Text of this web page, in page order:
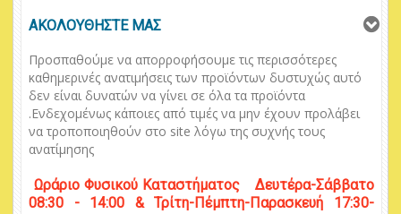
ΑΚΟΛΟΥΘΗΣΤΕ ΜΑΣ
Προσπαθούμε να απορροφήσουμε τις περισσότερες
καθημερινές ανατιμήσεις των προϊόντων δυστυχώς αυτό
δεν είναι δυνατών να γίνει σε όλα τα προϊόντα
.Ενδεχομένως κάποιες από τιμές να μην έχουν προλάβει
να τροποποιηθούν στο site λόγω της συχνής τους
ανατίμησης
Ωράριο Φυσικού Καταστήματος Δευτέρα-Σάββατο
08:30 - 14:00 & Τρίτη-Πέμπτη-Παρασκευή 17:30-